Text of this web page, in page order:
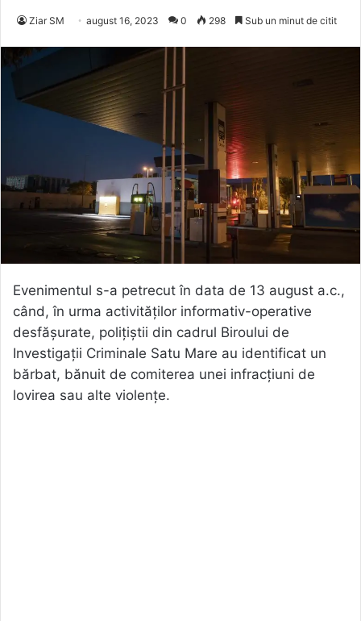
Ziar SM august 16, 2023 0 298 Sub un minut de citit
Evenimentul s-a petrecut în data de 13 august a.c.,
când, în urma activităților informativ-operative
desfășurate, polițiștii din cadrul Biroului de
Investigații Criminale Satu Mare au identificat un
bărbat, bănuit de comiterea unei infracțiuni de
lovirea sau alte violențe.